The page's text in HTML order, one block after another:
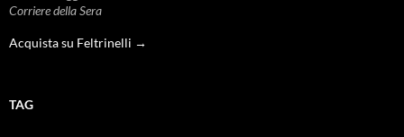
Corriere della Sera
Acquista su Feltrinelli →
TAG